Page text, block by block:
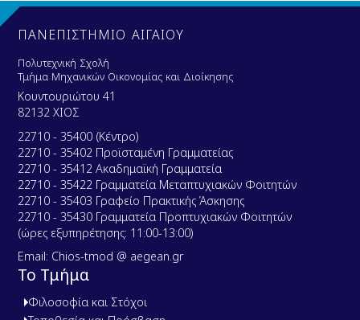
ΠΑΝΕΠΙΣΤΗΜΙΟ ΑΙΓΑΙΟΥ
Πολυτεχνική Σχολή
Τμήμα Μηχανικών Οικονομίας και Διοίκησης
Κουντουριώτου 41
82132 ΧΙΟΣ
22710 - 35400 (Κέντρο)
22710 - 35402 Προϊσταμένη Γραμματείας
22710 - 35412 Ακαδημαϊκή Γραμματεία
22710 - 35422 Γραμματεία Μεταπτυχιακών Φοιτητών
22710 - 35403 Γραφείο Πρακτικής Άσκησης
22710 - 35430 Γραμματεία Προπτυχιακών Φοιτητών
(ώρες εξυπηρέτησης: 11:00-13:00)
Email: Chios-tmod @ aegean.gr
Το Τμήμα
Φιλοσοφία και Στόχοι